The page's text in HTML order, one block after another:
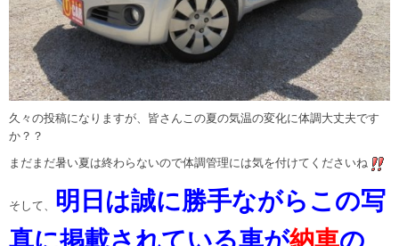
久々の投稿になりますが、皆さんこの夏の気温の変化に体調大丈夫です
か？？
まだまだ暑い夏は終わらないので体調管理には気を付けてくださいね
そして、 明日は誠に勝手ながらこの写
真に掲載されている車が納車の